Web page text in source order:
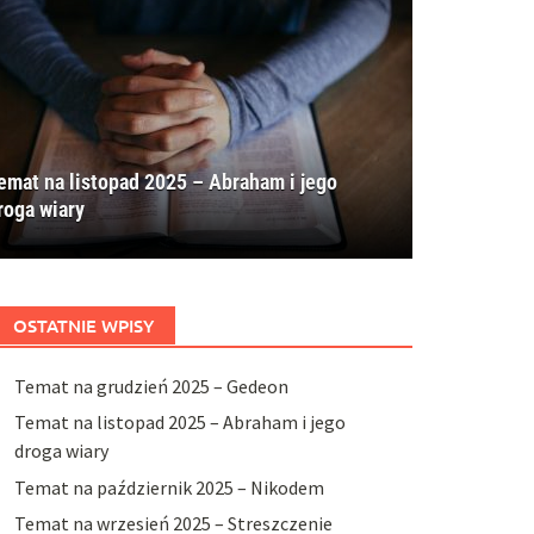
na listopad 2025 – Abraham i jego
wiary
OSTATNIE WPISY
Temat na grudzień 2025 – Gedeon
Temat na listopad 2025 – Abraham i jego
droga wiary
Temat na październik 2025 – Nikodem
Temat na wrzesień 2025 – Streszczenie